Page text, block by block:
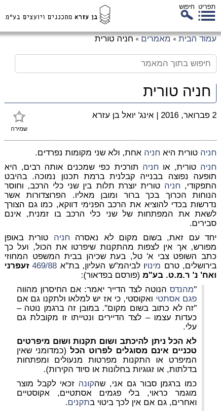
תפריט חיפוש
עמוד הבית » מאמרים » חניה טורית
חניה טורית
שמירה
2 פברואר, 2016 | אינג' יואל בן עזרא
חניה טורית היא חניה אחת, ולא שני מקומות נפרדים.
חניה טורית, או חניה תורכית כפי שמכנים אותה רבים, היא
תופעה נפוצה בבנייה קבלנית ברמת תכנון נמוכה. בהיבט
התפקודי, חניה טורית יוצרת תלות בין שני כלי הרכב, וחוסר
הנוחות הכרוך בכך ברור ומובן מאליו. הפרוצדורות אשר
נדרשות בכדי להוציא את הרכב הפנימי דווקא, כמו גם הצורך
לשאת את המפתחות של שני כלי הרכב בו זמנית, אינם
סבירים.
יחד עם זאת, בשום מקום לא נאסרה חניה טורית באופן
מפורש, אך אין לצפות מהתקנות שיפרטו את הכול, ועל כך
כתב השופטצבי א' טל, בעת שכיהן בבית המשפט המחוזי
בירושלים, טרם מינויו לביהמ"ש העליון, בת"א 469/88 זעפרני
ואח' נ' ר.מ.ט. בע"מ(פורסם בפדאור):
"מהנדסהנוטה לצד הדייר יאמר: אם החיסרון מהווה
פגם אסתטי ואקוסטי, כי אז יש למלאו ולתקנו גם אם
"זה לא כתוב בשום מקום". במובן זה ברגמן נוטה –
כעדות עצמו – לצד הדיירים ונטייתו זו מקובלת גם
עלי.
לא הכל ניתן להיכתב ושום תקנות ושום מיפרטים
טכניים אינם מסוגלים לפרוט הכל(כמדומני שאין
המיפרט או התקנות מפרטות מנעולים ומפתחות
בדלתות, או זגוגיות בחלונות או סיוד הקירות).
כמו ברגמן סבור גם אני, שהקונה זכאי לקבל מוצר
מוגמר כראוי, בלי פגמים אסתטיים, אקוסטיים
ואחרים, גם אם אין לכך ביטוי בתקנים.